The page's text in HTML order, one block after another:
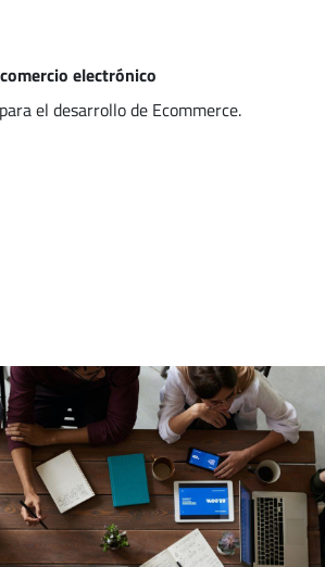
electrónico
el desarrollo de Ecommerce.